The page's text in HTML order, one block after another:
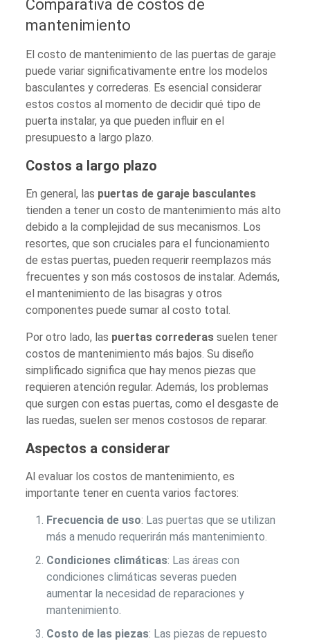
Comparativa de costos de
mantenimiento
El costo de mantenimiento de las puertas de garaje
puede variar significativamente entre los modelos
basculantes y correderas. Es esencial considerar
estos costos al momento de decidir qué tipo de
puerta instalar, ya que pueden influir en el
presupuesto a largo plazo.
Costos a largo plazo
En general, las puertas de garaje basculantes
tienden a tener un costo de mantenimiento más alto
debido a la complejidad de sus mecanismos. Los
resortes, que son cruciales para el funcionamiento
de estas puertas, pueden requerir reemplazos más
frecuentes y son más costosos de instalar. Además,
el mantenimiento de las bisagras y otros
componentes puede sumar al costo total.
Por otro lado, las puertas correderas suelen tener
costos de mantenimiento más bajos. Su diseño
simplificado significa que hay menos piezas que
requieren atención regular. Además, los problemas
que surgen con estas puertas, como el desgaste de
las ruedas, suelen ser menos costosos de reparar.
Aspectos a considerar
Al evaluar los costos de mantenimiento, es
importante tener en cuenta varios factores:
Frecuencia de uso: Las puertas que se utilizan
más a menudo requerirán más mantenimiento.
Condiciones climáticas: Las áreas con
condiciones climáticas severas pueden
aumentar la necesidad de reparaciones y
mantenimiento.
Costo de las piezas: Las piezas de repuesto